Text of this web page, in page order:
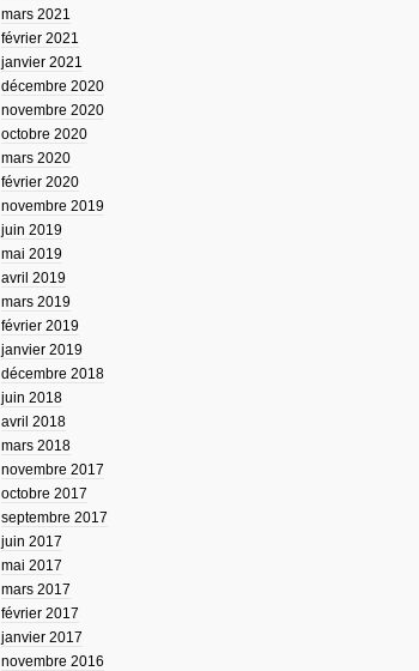
mars 2021
février 2021
janvier 2021
décembre 2020
novembre 2020
octobre 2020
mars 2020
février 2020
novembre 2019
juin 2019
mai 2019
avril 2019
mars 2019
février 2019
janvier 2019
décembre 2018
juin 2018
avril 2018
mars 2018
novembre 2017
octobre 2017
septembre 2017
juin 2017
mai 2017
mars 2017
février 2017
janvier 2017
novembre 2016